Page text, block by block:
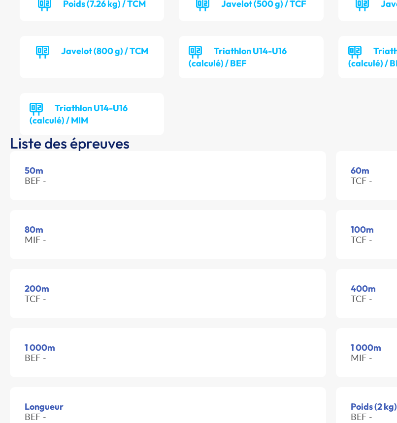
Poids (7.26 kg) / TCM Javelot (500 g) / TCF
Javelot (800 g) / TCM
Triathlon U14-U16
(calculé) / BEF
(calculé) /
Triathlon U14-U16
(calculé) / MIM
Liste des épreuves
50m
BEF -
60m
TCF -
80m
MIF -
100m
TCF -
200m
TCF -
400m
TCF -
1 000m
BEF -
1 000m
MIF -
Longueur
BEF -
Poids (2 kg)
BEF -